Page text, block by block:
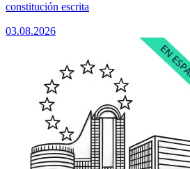
constitución escrita
03.08.2026